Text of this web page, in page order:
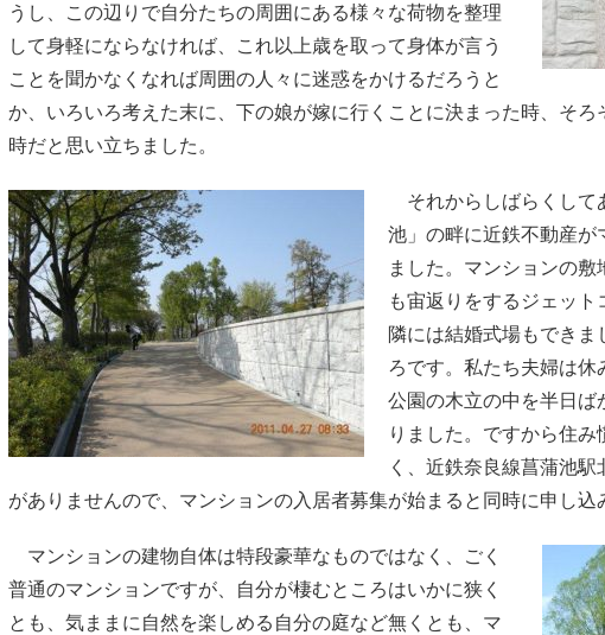
うし、この辺りで自分たちの周囲にある様々な荷物を整理
して身軽にならなければ、これ以上歳を取って身体が言う
ことを聞かなくなれば周囲の人々に迷惑をかけるだろうと
か、いろいろ考えた末に、下の娘が嫁に行くことに決まった時、そ
時だと思い立ちました。
それからしばらくして
池」の畔に近鉄不動産が
ました。マンションの
も宙返りをするジェット
隣には結婚式場もできま
ろです。私たち夫婦は休
公園の木立の中を半日ば
りました。ですから住
く、近鉄奈良線菖蒲池
がありませんので、マンションの入居者募集が始まると同時に申し込
マンションの建物自体は特段豪華なものではなく、ごく
普通のマンションですが、自分が棲むところはいかに狭く
とも、気ままに自然を楽しめる自分の庭など無くとも、マ